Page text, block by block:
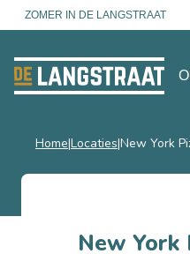
ZOMER IN DE LANGSTRAAT
Home Locaties New York
New York